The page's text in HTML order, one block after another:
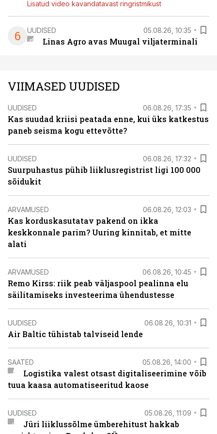
Lisatud video kavandatavast ringristmikust
6 UUDISED 05.08.26, 10:35
Linas Agro avas Muugal viljaterminali
VIIMASED UUDISED
UUDISED 06.08.26, 17:35
Kas suudad kriisi peatada enne, kui üks katkestus
paneb seisma kogu ettevõtte?
UUDISED 06.08.26, 17:32
Suurpuhastus pühib liiklusregistrist ligi 100 000
sõidukit
ARVAMUSED 06.08.26, 12:03
Kas korduskasutatav pakend on ikka
keskkonnale parim? Uuring kinnitab, et mitte
alati
ARVAMUSED 06.08.26, 10:45
Remo Kirss: riik peab väljaspool pealinna elu
säilitamiseks investeerima ühendustesse
UUDISED 06.08.26, 10:31
Air Baltic tühistab talviseid lende
SAATED 05.08.26, 14:00
Logistika valest otsast digitaliseerimine võib
tuua kaasa automatiseeritud kaose
UUDISED 05.08.26, 11:09
Jüri liiklussõlme ümberehitust hakkab